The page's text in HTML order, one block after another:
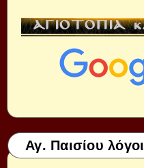
Αγ. Παισίου λόγοι